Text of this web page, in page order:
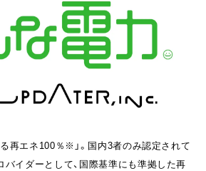
再エネ100％※」。国内3者のみ認定されて
イダーとして、国際基準にも準拠した再